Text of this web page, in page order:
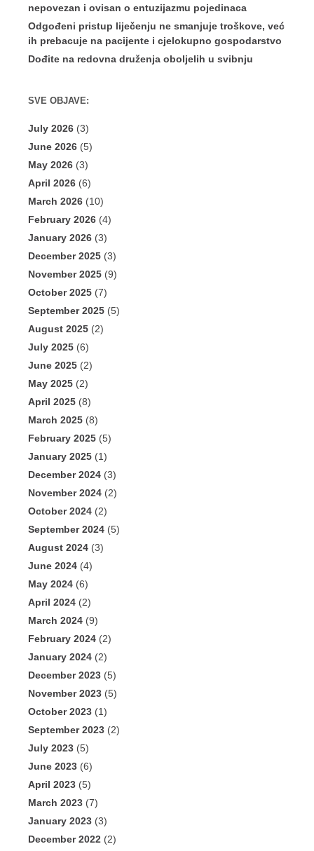
nepovezan i ovisan o entuzijazmu pojedinaca
Odgođeni pristup liječenju ne smanjuje troškove, već
ih prebacuje na pacijente i cjelokupno gospodarstvo
Dođite na redovna druženja oboljelih u svibnju
SVE OBJAVE:
July 2026 (3)
June 2026 (5)
May 2026 (3)
April 2026 (6)
March 2026 (10)
February 2026 (4)
January 2026 (3)
December 2025 (3)
November 2025 (9)
October 2025 (7)
September 2025 (5)
August 2025 (2)
July 2025 (6)
June 2025 (2)
May 2025 (2)
April 2025 (8)
March 2025 (8)
February 2025 (5)
January 2025 (1)
December 2024 (3)
November 2024 (2)
October 2024 (2)
September 2024 (5)
August 2024 (3)
June 2024 (4)
May 2024 (6)
April 2024 (2)
March 2024 (9)
February 2024 (2)
January 2024 (2)
December 2023 (5)
November 2023 (5)
October 2023 (1)
September 2023 (2)
July 2023 (5)
June 2023 (6)
April 2023 (5)
March 2023 (7)
January 2023 (3)
December 2022 (2)